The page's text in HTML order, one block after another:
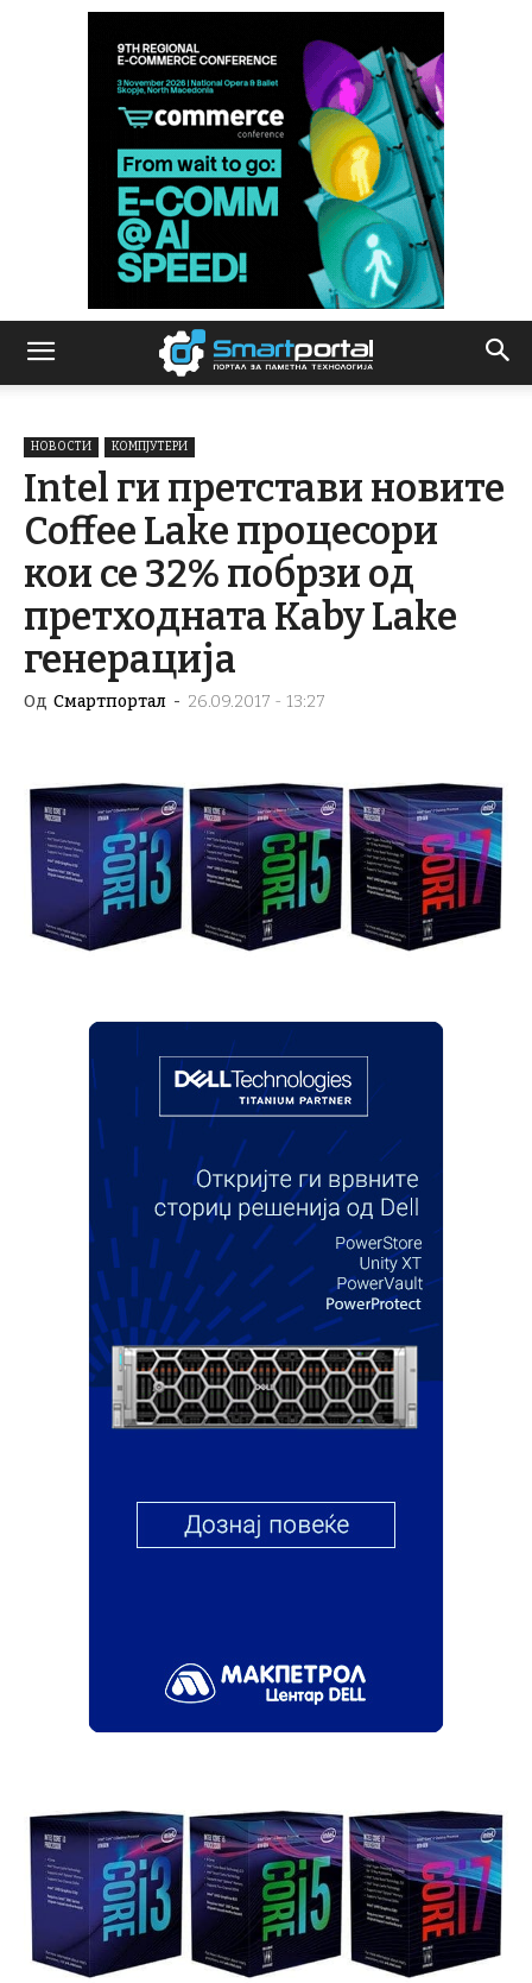
НОВОСТИ КОМПЈУТЕРИ
Intel ги претстави новите
Coffee Lake процесори
кои се 32% побрзи од
претходната Kaby Lake
генерација
Од Смартпортал - 26.09.2017 - 13:27